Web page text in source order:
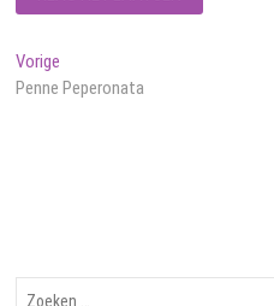
Bericht
navigatie
Vorige
bericht:
Penne Peperonata